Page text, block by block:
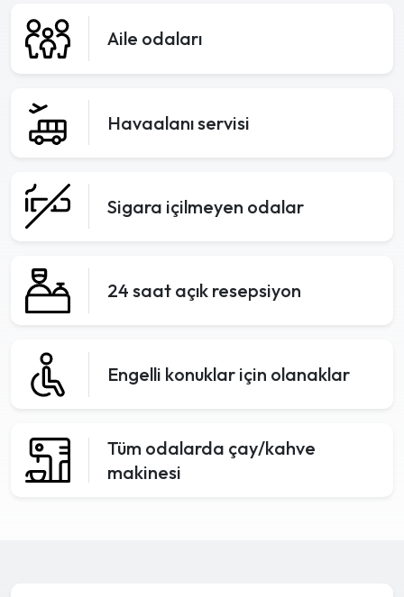
Aile odaları
Havaalanı servisi
Sigara içilmeyen odalar
24 saat açık resepsiyon
Engelli konuklar için olanaklar
Tüm odalarda çay/kahve
makinesi